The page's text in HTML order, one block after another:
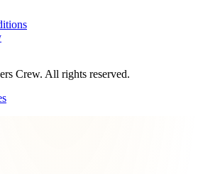
Crew. All rights reserved.